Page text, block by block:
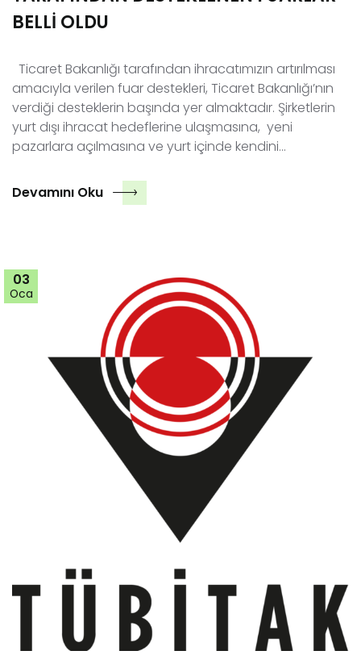
BELLİ OLDU
Ticaret Bakanlığı tarafından ihracatımızın artırılması
amacıyla verilen fuar destekleri, Ticaret Bakanlığı’nın
verdiği desteklerin başında yer almaktadır. Şirketlerin
yurt dışı ihracat hedeflerine ulaşmasına, yeni
pazarlara açılmasına ve yurt içinde kendini…
Devamını Oku
03
Oca